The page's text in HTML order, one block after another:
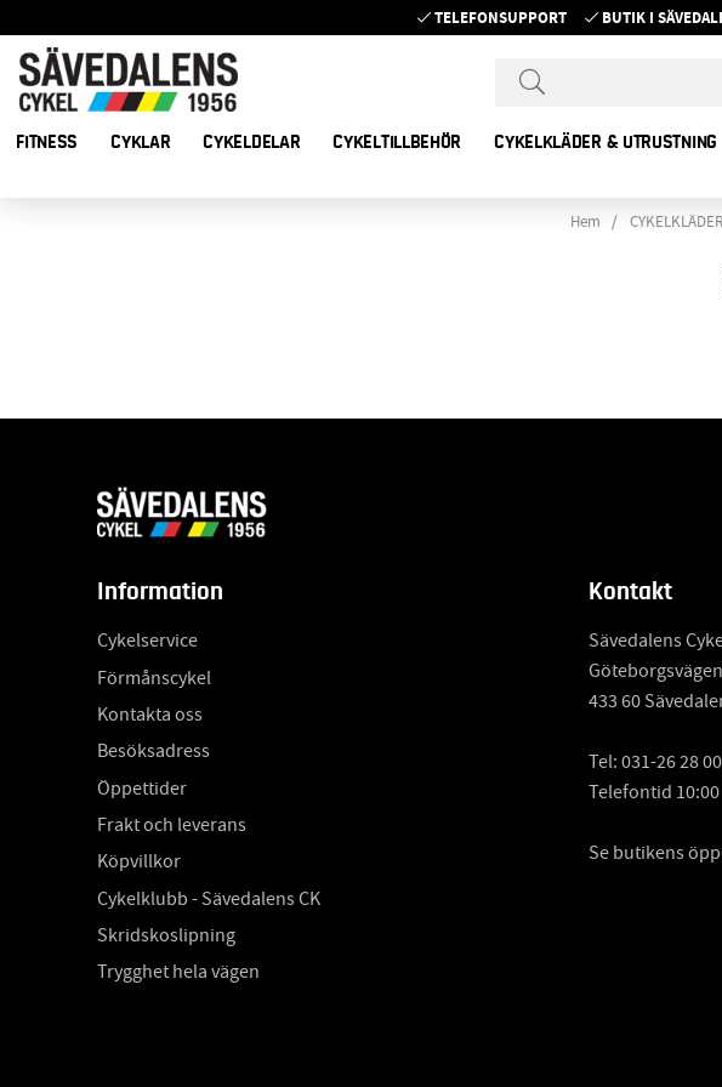
TELEFONSUPPORT BUTIK I
FITNESS CYKLAR CYKELDELAR CYKELTILLBEHÖR CYKELKLÄDER & UTRUSTNING
Hem
Information
Cykelservice
Förmånscykel
Kontakta oss
Besöksadress
Öppettider
Frakt och leverans
Köpvillkor
Cykelklubb - Sävedalens CK
Skridskoslipning
Trygghet hela vägen
Kontakt
Sävedalens
433 60
Tel:031-26 28 00
Telefontid 10:00
Se butikens